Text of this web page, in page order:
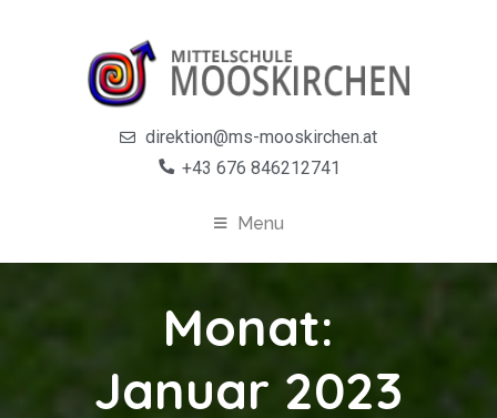
direktion@ms-mooskirchen.at
+43 676 846212741
Menu
Monat:
Januar 2023